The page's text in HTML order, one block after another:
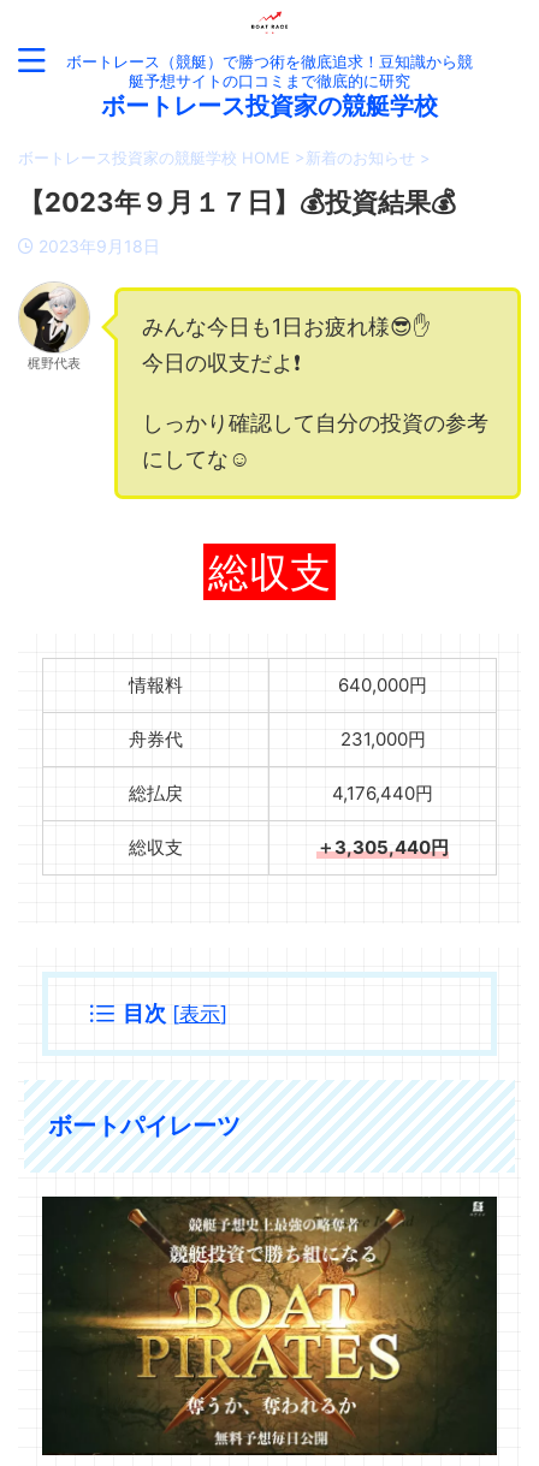
ボートレース（競艇）で勝つ術を徹底追求！豆知識から競
艇予想サイトの口コミまで徹底的に研究
ボートレース投資家の競艇学校
ボートレース投資家の競艇学校 HOME >新着のお知らせ >
【2023年９月１７日】💰投資結果💰
2023年9月18日
梶野代表
みんな今日も1日お疲れ様😎✋
今日の収支だよ❗️
しっかり確認して自分の投資の参考
にしてな☺️
総収支
情報料 640,000円
舟券代 231,000円
総払戻 4,176,440円
総収支 ＋3,305,440円
目次 [表示]
ボートパイレーツ